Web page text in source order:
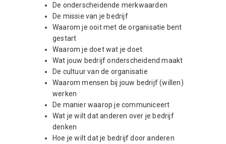
De onderscheidende merkwaarden
De missie van je bedrijf
Waarom je ooit met de organisatie bent
gestart
Waarom je doet wat je doet
Wat jouw bedrijf onderscheidend maakt
De cultuur van de organisatie
Waarom mensen bij jouw bedrijf (willen)
werken
De manier waarop je communiceert
Wat je wilt dat anderen over je bedrijf
denken
Hoe je wilt dat je bedrijf door anderen